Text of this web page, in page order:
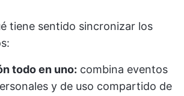
tiene sentido sincronizar los
todo en uno: combina eventos
y de uso compartido de